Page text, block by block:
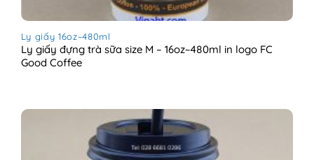
Ly giấy 16oz~480ml
Ly giấy đựng trà sữa size M – 16oz~480ml in logo FC
Good Coffee